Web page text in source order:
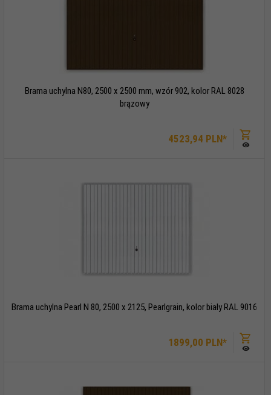
4523,94 PLN*
Brama uchylna N80, 2500 x 2500 mm, wzór 902, kolor RAL 8028
brązowy
1899,00 PLN*
Brama uchylna Pearl N 80, 2500 x 2125, Pearlgrain, kolor biały RAL 9016